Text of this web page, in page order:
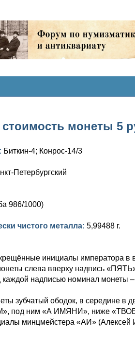
монеты 5
Биткин-4; Конрос-14/3
Петербургский
986/1000)
чистого металла: 5,99488 г.
инициалы императора в
слева вверху надпись
надписью номинал монеты –
зубчатый ободок, в середине в
под ним «А ИМЯНИ», ниже
минцмейстера «АИ» (Алексей